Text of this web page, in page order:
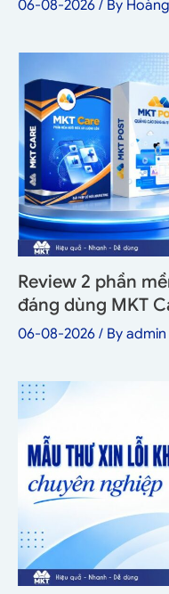
06-08-2026 / By
Review 2 phần
đáng dùng MKT
06-08-2026 / By admin